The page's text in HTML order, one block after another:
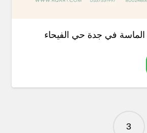
الماسة في جدة حي الفيحاء
3